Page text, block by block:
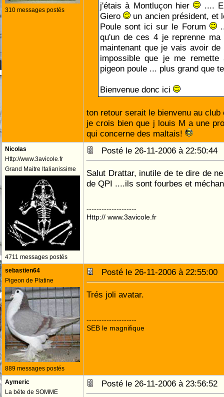
310 messages postés j'étais à Montluçon hier
....
Giero
un ancien président, et
Poule sont ici sur le Forum
qu'un de ces 4 je reprenne
maintenant que je vais avoir
impossible que je me
pigeon poule ... plus grand que
Bienvenue donc ici
ton retour serait le bienvenu au
je crois bien que j louis M a une
qui concerne des maltais!
Nicolas
Http://www.3avicole.fr
Grand Maitre Italianissime
4711 messages postés
Posté le 26-11-2006 à
Salut Drattar, inutile de te dire de
de QPI ....ils sont fourbes et
--------------------
Http:// www.3avicole.fr
sebastien64
Pigeon de Platine
889 messages postés
Posté le 26-11-2006 à
Trés joli avatar.
--------------------
SEB le magnifique
Aymeric
La béte de SOMME
Posté le 26-11-2006 à